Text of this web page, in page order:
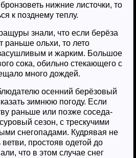
нижние листочки, то
к позднему теплу.
знали, что если берёза
раньше ольхи, то лето
засушливым и жарким. Большое
сока, обильно стекающего с
много дождей.
осенний берёзовый
зимнюю погоду. Если
раньше или позже соседа-
сезон, с трескучими
снегопадами. Кудрявая не
ветви, простояв одетой до
что в этом случае снег